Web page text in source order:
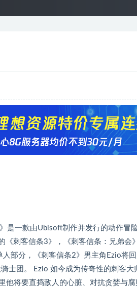
是一款由Ubisoft制作并发行的动作冒
《刺客信条3》，《刺客信条：兄弟会
部分，《刺客信条2》男主角Ezio将
士团。 Ezio 如今成为传奇性的刺客大
他将要直捣敌人的心脏、对抗贪婪与